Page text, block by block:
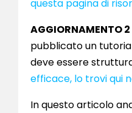
questa pagina di
AGGIORNAMENTO
pubblicato un
deve essere
efficace, lo trovi qui
In questo articolo